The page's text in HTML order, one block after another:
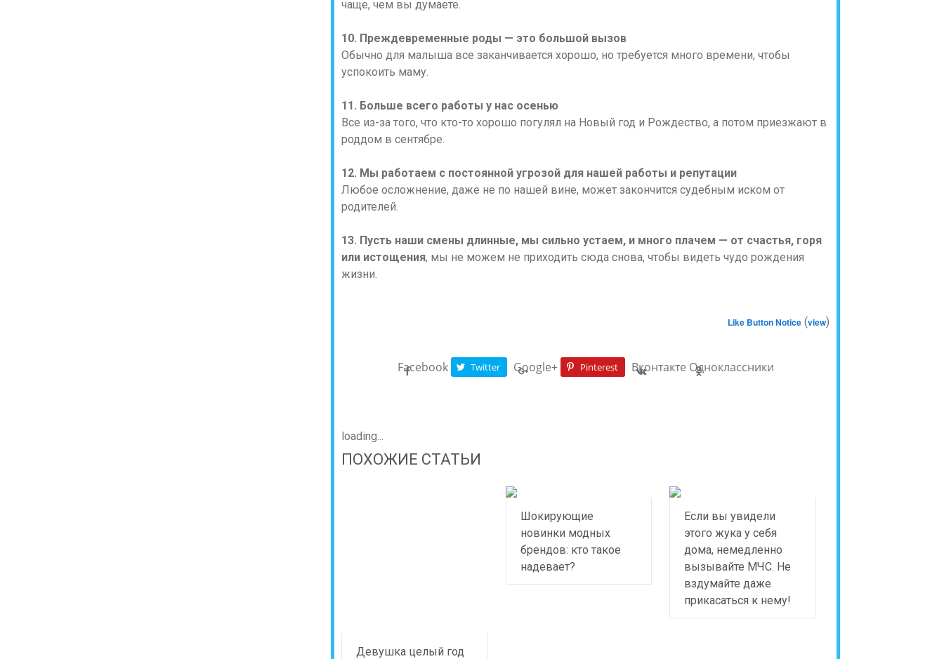
чаще, чем вы думаете.
10. Преждевременные роды — это большой вызов
Обычно для малыша все заканчивается хорошо, но требуется много времени, чтобы
успокоить маму.
11. Больше всего работы у нас осенью
Все из-за того, что кто-то хорошо погулял на Новый год и Рождество, а потом приезжают в
роддом в сентябре.
12. Мы работаем с постоянной угрозой для нашей работы и репутации
Любое осложнение, даже не по нашей вине, может закончится судебным иском от
родителей.
13. Пусть наши смены длинные, мы сильно устаем, и много плачем — от счастья, горя
или истощения, мы не можем не приходить сюда снова, чтобы видеть чудо рождения
жизни.
Like Button Notice (view)
Facebook Twitter Google+ Pinterest Вконтакте Одноклассники
loading...
ПОХОЖИЕ СТАТЬИ
Девушка целый год
Шокирующие
новинки модных
брендов: кто такое
надевает?
Если вы увидели
этого жука у себя
дома, немедленно
вызывайте МЧС. Не
вздумайте даже
прикасаться к нему!